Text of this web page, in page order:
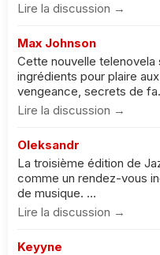
Lire la discussion →
Max Johnson
Cette nouvelle telenovela
ingrédients pour plaire
vengeance, secrets de
Lire la discussion →
Oleksandr
La troisième édition de
comme un rendez-vous
de musique. ...
Lire la discussion →
Keyyne